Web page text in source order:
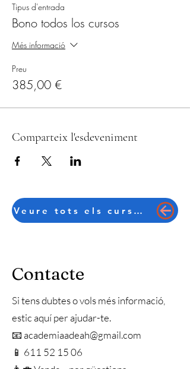
Tipus d'entrada
Bono todos los cursos
Més informació
Preu
385,00 €
Comparteix l'esdeveniment
Veure tots els cursos en català
Contacte
Si tens dubtes o vols més informació,
estic aquí per ajudar-te.
📧 academiaadeah@gmail.com
📱 611 52 15 06